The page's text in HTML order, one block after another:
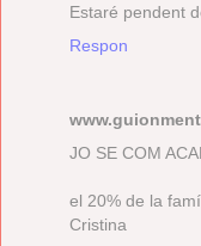
Estaré pendent
Respon
JO SE COM
el 20% de la
Cristina